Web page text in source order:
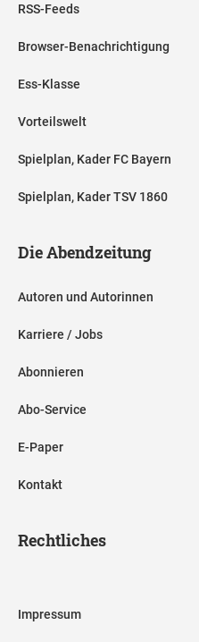
RSS-Feeds
Browser-Benachrichtigung
Ess-Klasse
Vorteilswelt
Spielplan, Kader FC Bayern
Spielplan, Kader TSV 1860
Die Abendzeitung
Autoren und Autorinnen
Karriere / Jobs
Abonnieren
Abo-Service
E-Paper
Kontakt
Rechtliches
Impressum